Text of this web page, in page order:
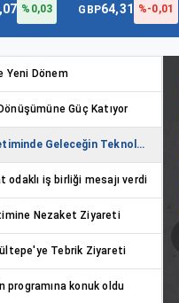
%0,03 GBP64,31 %-0,01
Yeni Dönem
Güç Katıyor
Geleceğin Teknolojileri
İHBİR ve PLASFED, ihracat odaklı iş birliği mesajı verdi
Nezaket Ziyareti
Tebrik Ziyareti
programına konuk oldu